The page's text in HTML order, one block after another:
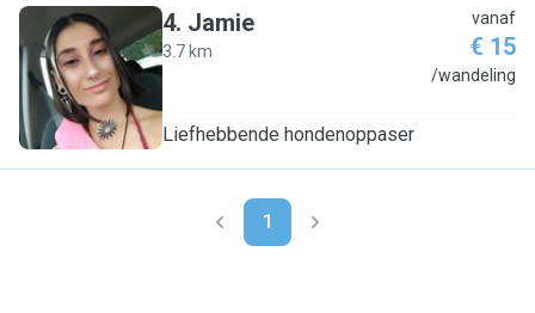
J
4. Jamie
3.7 km
vanaf
€ 15
/wandeling
Liefhebbende hondenoppaser
1